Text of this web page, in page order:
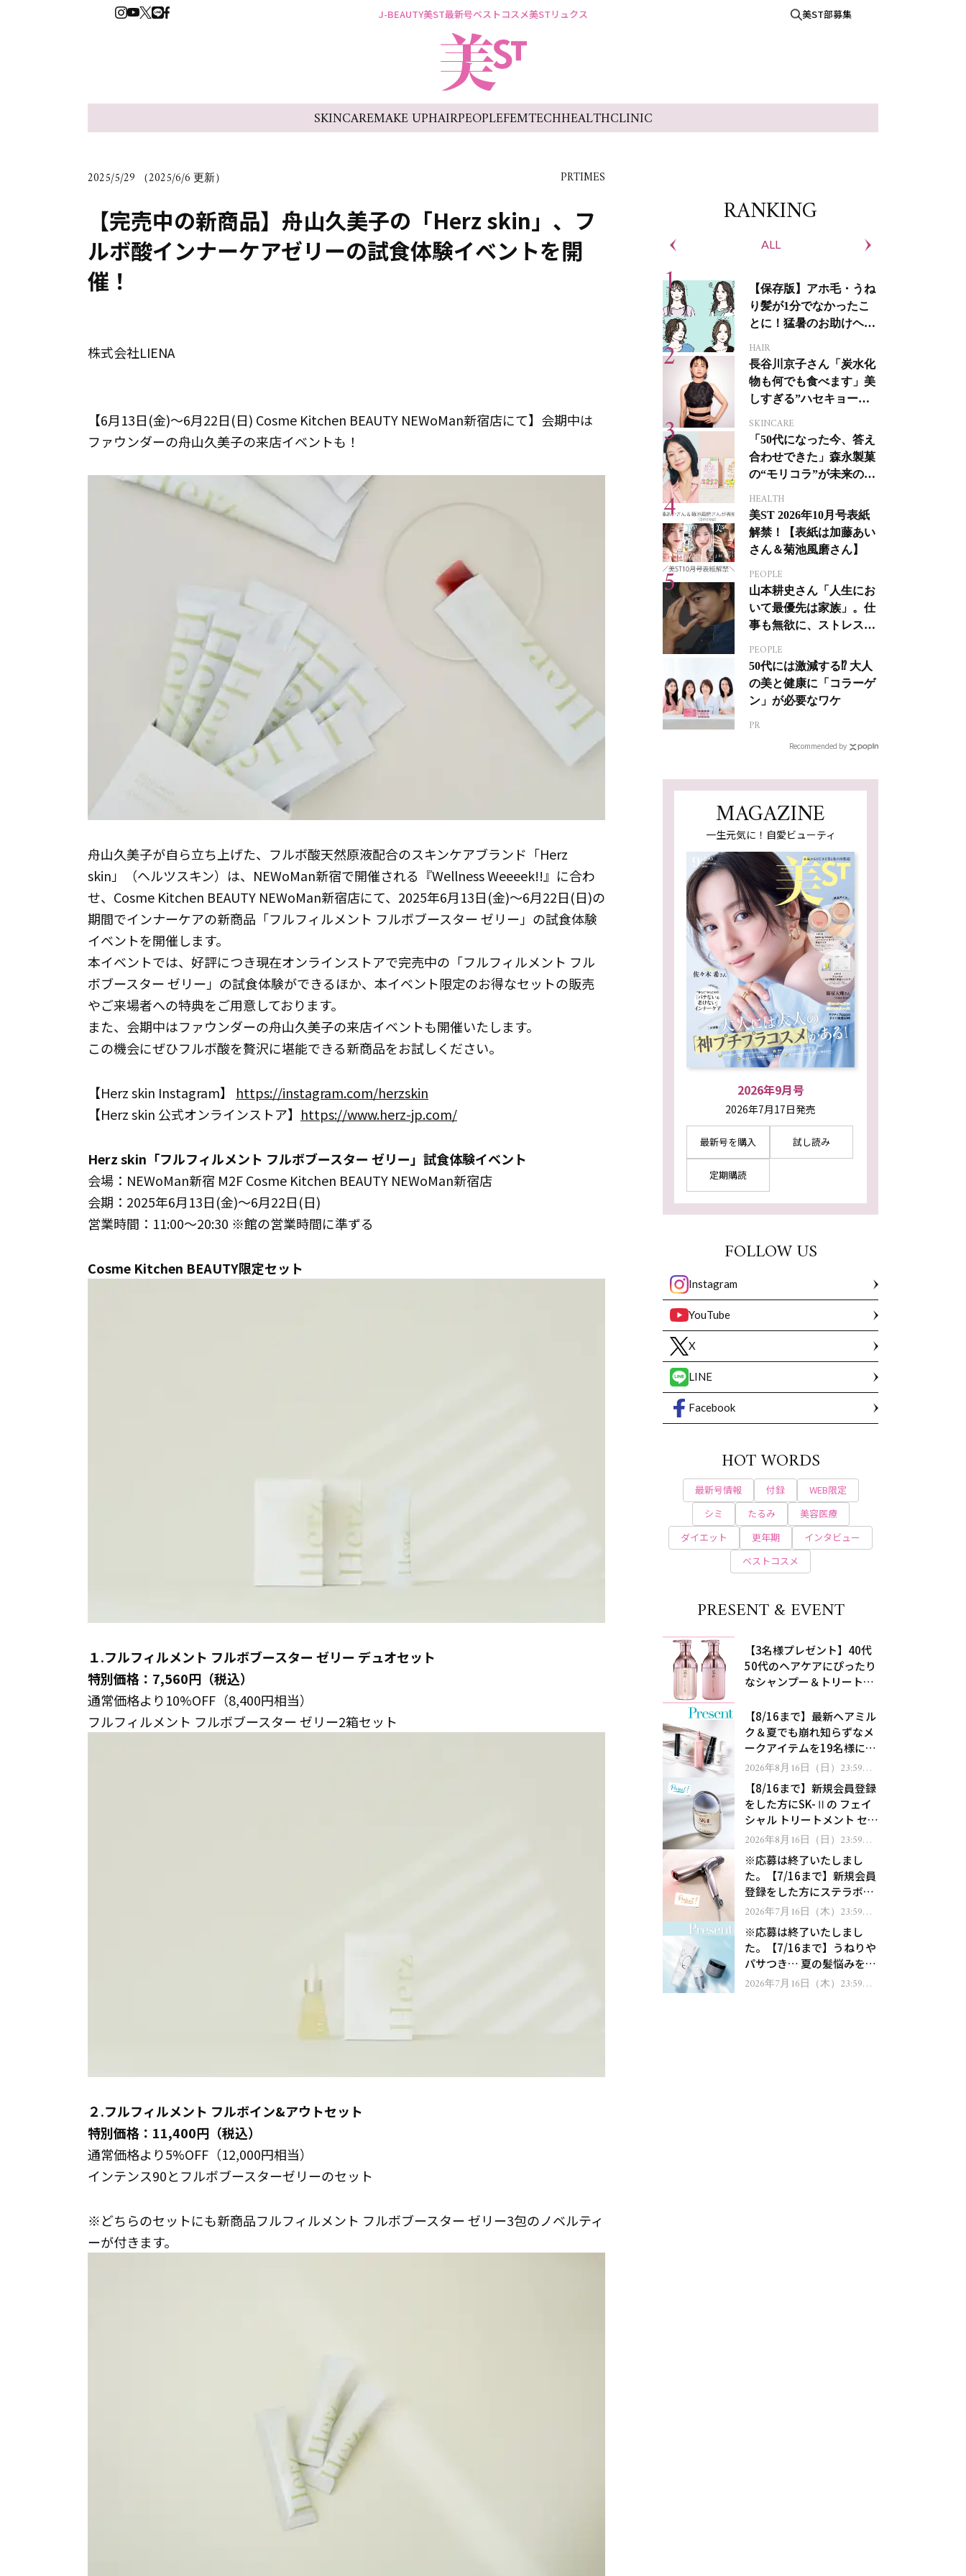
J-BEAUTY美ST最新号ベストコスメ美STリュクス 美ST部募集
SKINCAREMAKE UPHAIRPEOPLEFEMTECHHEALTHCLINIC
2025/5/29 （2025/6/6 更新） PRTIMES
【完売中の新商品】舟山久美子の「Herz skin」、フ
ルボ酸インナーケアゼリーの試食体験イベントを開
催！
株式会社LIENA
【6月13日(金)～6月22日(日) Cosme Kitchen BEAUTY NEWoMan新宿店にて】会期中は
ファウンダーの舟山久美子の来店イベントも！
舟山久美子が自ら立ち上げた、フルボ酸天然原液配合のスキンケアブランド「Herz
skin」（ヘルツスキン）は、NEWoMan新宿で開催される『Wellness Weeeek!!』に合わ
せ、Cosme Kitchen BEAUTY NEWoMan新宿店にて、2025年6月13日(金)～6月22日(日)の
期間でインナーケアの新商品「フルフィルメント フルボブースター ゼリー」の試食体験
イベントを開催します。
本イベントでは、好評につき現在オンラインストアで完売中の「フルフィルメント フル
ボブースター ゼリー」の試食体験ができるほか、本イベント限定のお得なセットの販売
やご来場者への特典をご用意しております。
また、会期中はファウンダーの舟山久美子の来店イベントも開催いたします。
この機会にぜひフルボ酸を贅沢に堪能できる新商品をお試しください。
【Herz skin Instagram】 https://instagram.com/herzskin
【Herz skin 公式オンラインストア】 https://www.herz-jp.com/
Herz skin「フルフィルメント フルボブースター ゼリー」試食体験イベント
会場：NEWoMan新宿 M2F Cosme Kitchen BEAUTY NEWoMan新宿店
会期：2025年6月13日(金)～6月22日(日)
営業時間：11:00～20:30 ※館の営業時間に準ずる
Cosme Kitchen BEAUTY限定セット
１.フルフィルメント フルボブースター ゼリー デュオセット
特別価格：7,560円（税込）
通常価格より10%OFF（8,400円相当）
フルフィルメント フルボブースター ゼリー2箱セット
２.フルフィルメント フルボイン&アウトセット
特別価格：11,400円（税込）
通常価格より5%OFF（12,000円相当）
インテンス90とフルボブースターゼリーのセット
※どちらのセットにも新商品フルフィルメント フルボブースター ゼリー3包のノベルティ
ーが付きます。
RANKING
ALL
【保存版】アホ毛・うね
り髪が1分でなかったこ
とに！猛暑のお助けヘア
HAIR
長谷川京子さん「炭水化
物も何でも食べます」美
しすぎる”ハセキョーボ
SKINCARE
「50代になった今、答え
合わせできた」森永製菓
の“モリコラ”が未来のキ
HEALTH
美ST 2026年10月号表紙
解禁！【表紙は加藤あい
さん＆菊池風磨さん】
PEOPLE
山本耕史さん「人生にお
いて最優先は家族」。仕
事も無欲に、ストレスを
PEOPLE
50代には激減する⁉ 大人
の美と健康に「コラーゲ
ン」が必要なワケ
PR
Recommended by
MAGAZINE
一生元気に！自愛ビューティ
2026年9月号
2026年7月17日発売
最新号を購入 試し読み
定期購読
FOLLOW US
Instagram
YouTube
X
LINE
Facebook
HOT WORDS
最新号情報 付録
WEB限定
シミ
たるみ
美容医療
ダイエット
更年期
インタビュー
ベストコスメ
PRESENT & EVENT
【3名様プレゼント】40代
50代のヘアケアにぴったり
なシャンプー＆トリートメ
処！
【8/16まで】最新ヘアミル
ク＆夏でも崩れ知らずなメ
ークアイテムを19名様にプ
レゼント！
2026年8月16日（日）23:59ま
で【8/16まで】新規会員登録
をした方にSK-Ⅱの フェイ
シャル トリートメント セラ
ムをプレゼント！
2026年8月16日（日）23:59ま
※応募は終了いたしまし
た。【7/16まで】新規会員
登録をした方にステラボー
テのシャインリバース ヘア
ゼント！
2026年7月16日（木）23:59ま
※応募は終了いたしまし
た。【7/16まで】うねりや
パサつき… 夏の髪悩みを解
消するヘアケアアイテムを
2026年7月16日（木）23:59ま